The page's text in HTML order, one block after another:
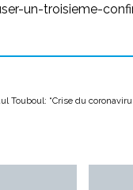
un-troisieme-
Touboul: “Crise du